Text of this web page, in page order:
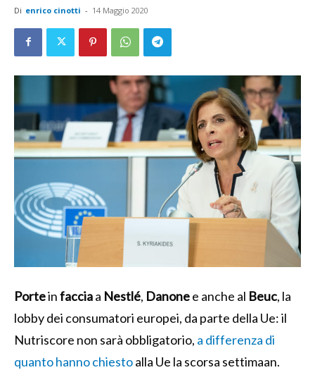
Di enrico cinotti - 14 Maggio 2020
Porteinfacciaa Nestlé, Danonee anche al Beuc, la
lobby dei consumatori europei, da parte della Ue: il
Nutriscore non sarà obbligatorio, a differenza di
quanto hanno chiestoalla Ue la scorsa settimaan.